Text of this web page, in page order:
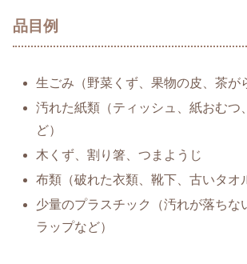
品目例
生ごみ（野菜くず、果物の皮、茶が
汚れた紙類（ティッシュ、紙おむつ
ど）
木くず、割り箸、つまようじ
布類（破れた衣類、靴下、古いタオ
少量のプラスチック（汚れが落ちな
ラップなど）